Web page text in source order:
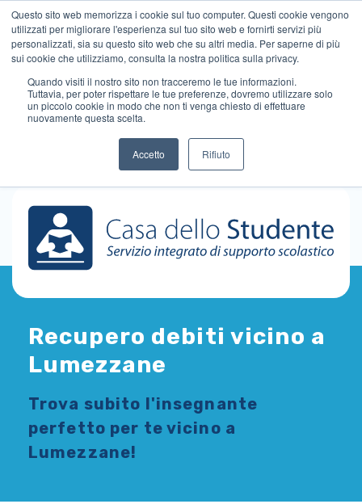
Questo sito web memorizza i cookie sul tuo computer. Questi cookie vengono
utilizzati per migliorare l'esperienza sul tuo sito web e fornirti servizi più
personalizzati, sia su questo sito web che su altri media. Per saperne di più
sui cookie che utilizziamo, consulta la nostra politica sulla privacy.
Quando visiti il ​​nostro sito non tracceremo le tue informazioni.
Tuttavia, per poter rispettare le tue preferenze, dovremo utilizzare solo
un piccolo cookie in modo che non ti venga chiesto di effettuare
nuovamente questa scelta.
Accetto Rifiuto
Recupero debiti vicino a
Lumezzane
Trova subito l'insegnante
perfetto per te vicino a
Lumezzane!